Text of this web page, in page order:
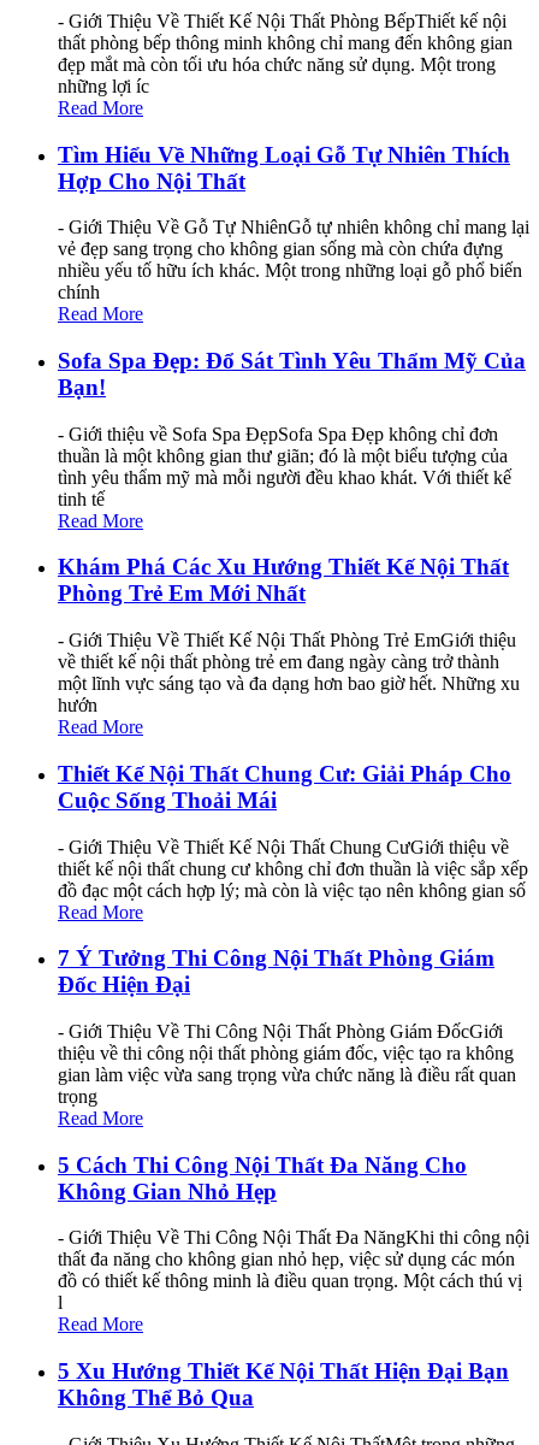
- Giới Thiệu Về Thiết Kế Nội Thất Phòng BếpThiết kế nội
thất phòng bếp thông minh không chỉ mang đến không gian
đẹp mắt mà còn tối ưu hóa chức năng sử dụng. Một trong
những lợi íc
Read More
Tìm Hiểu Về Những Loại Gỗ Tự Nhiên Thích
Hợp Cho Nội Thất
- Giới Thiệu Về Gỗ Tự NhiênGỗ tự nhiên không chỉ mang lại
vẻ đẹp sang trọng cho không gian sống mà còn chứa đựng
nhiều yếu tố hữu ích khác. Một trong những loại gỗ phổ biến
chính
Read More
Sofa Spa Đẹp: Đổ Sát Tình Yêu Thẩm Mỹ Của
Bạn!
- Giới thiệu về Sofa Spa ĐẹpSofa Spa Đẹp không chỉ đơn
thuần là một không gian thư giãn; đó là một biểu tượng của
tình yêu thẩm mỹ mà mỗi người đều khao khát. Với thiết kế
tinh tế
Read More
Khám Phá Các Xu Hướng Thiết Kế Nội Thất
Phòng Trẻ Em Mới Nhất
- Giới Thiệu Về Thiết Kế Nội Thất Phòng Trẻ EmGiới thiệu
về thiết kế nội thất phòng trẻ em đang ngày càng trở thành
một lĩnh vực sáng tạo và đa dạng hơn bao giờ hết. Những xu
hướn
Read More
Thiết Kế Nội Thất Chung Cư: Giải Pháp Cho
Cuộc Sống Thoải Mái
- Giới Thiệu Về Thiết Kế Nội Thất Chung CưGiới thiệu về
thiết kế nội thất chung cư không chỉ đơn thuần là việc sắp xếp
đồ đạc một cách hợp lý; mà còn là việc tạo nên không gian số
Read More
7 Ý Tưởng Thi Công Nội Thất Phòng Giám
Đốc Hiện Đại
- Giới Thiệu Về Thi Công Nội Thất Phòng Giám ĐốcGiới
thiệu về thi công nội thất phòng giám đốc, việc tạo ra không
gian làm việc vừa sang trọng vừa chức năng là điều rất quan
trọng
Read More
5 Cách Thi Công Nội Thất Đa Năng Cho
Không Gian Nhỏ Hẹp
- Giới Thiệu Về Thi Công Nội Thất Đa NăngKhi thi công nội
thất đa năng cho không gian nhỏ hẹp, việc sử dụng các món
đồ có thiết kế thông minh là điều quan trọng. Một cách thú vị
l
Read More
5 Xu Hướng Thiết Kế Nội Thất Hiện Đại Bạn
Không Thể Bỏ Qua